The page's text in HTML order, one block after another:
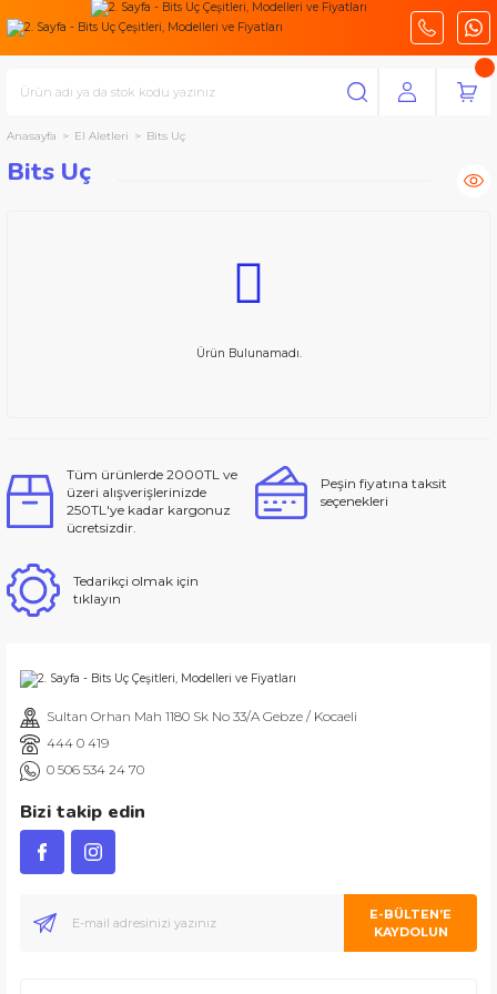
Anasayfa El Aletleri Bits Uç
Bits Uç
Ürün Bulunamadı.
Tüm ürünlerde 2000TL ve
üzeri alışverişlerinizde
250TL'ye kadar kargonuz
ücretsizdir.
Peşin fiyatına taksit
seçenekleri
Tedarikçi olmak için
tıklayın
Sultan Orhan Mah 1180 Sk No 33/A Gebze / Kocaeli
444 0 419
0 506 534 24 70
Bizi takip edin
E-BÜLTEN’E
KAYDOLUN